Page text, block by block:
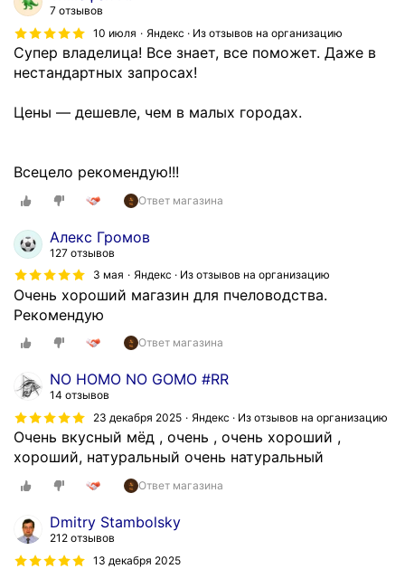
7 отзывов
10 июля
Яндекс · Из отзывов на организацию
Супер владелица! Все знает, все поможет. Даже в
нестандартных запросах!
Цены — дешевле, чем в малых городах.
Всецело рекомендую!!!
Ответ магазина
Алекс Громов
127 отзывов
3 мая
Яндекс · Из отзывов на организацию
Очень хороший магазин для пчеловодства.
Рекомендую
Ответ магазина
NO HOMO NO GOMO #RR
14 отзывов
23 декабря 2025
Яндекс · Из отзывов на организацию
Очень вкусный мёд , очень , очень хороший ,
хороший, натуральный очень натуральный
Ответ магазина
Dmitry Stambolsky
212 отзывов
13 декабря 2025